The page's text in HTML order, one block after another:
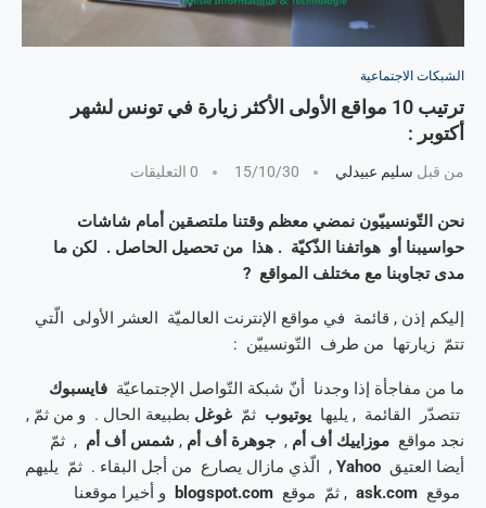
الشبكات الاجتماعية
ترتيب 10 مواقع الأولى الأكثر زيارة في تونس لشهر
أكتوبر :
من قبل سليم عبيدلي 15/10/30 0 التعليقات
نحن التّونسييّون نمضي معظم وقتنا ملتصقين أمام شاشات
حواسيبنا أو هواتفنا الذّكيّة . هذا من تحصيل الحاصل . لكن ما
مدى تجاوبنا مع مختلف المواقع ?
إليكم إذن , قائمة في مواقع الإنترنت العالميّة العشر الأولى الّتي
تتمّ زيارتها من طرف التّونسييّن :
ما من مفاجأة إذا وجدنا أنّ شبكة التّواصل الإجتماعيّة فايسبوك
تتصدّر القائمة , يليها يوتيوب ثمّ غوغل بطبيعة الحال . و من ثمّ ,
نجد مواقع موزاييك أف أم , جوهرة أف أم , شمس أف أم , ثمّ
أيضا العتيق Yahoo , الّذي مازال يصارع من أجل البقاء . ثمّ يليهم
موقع ask.com , ثمّ موقع blogspot.com
و أخيرا موقعنا